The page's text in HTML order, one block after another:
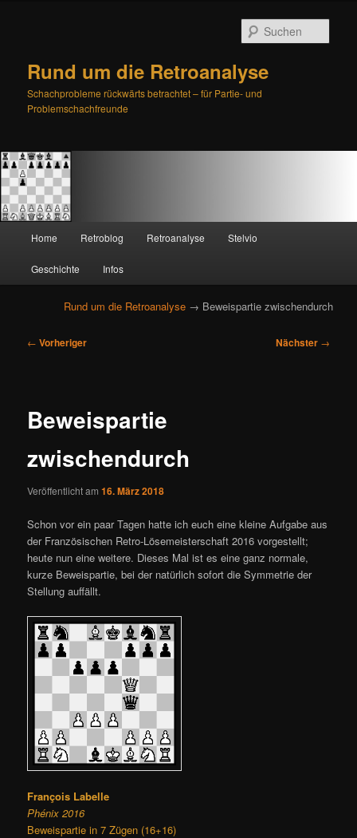
Rund um die Retroanalyse
Schachprobleme rückwärts betrachtet – für Partie- und
Problemschachfreunde
Zum
primären
Inhalt
springen
Zum
sekundären
Inhalt
springen
Home Retroblog Retroanalyse Stelvio
Geschichte Infos
Rund um die Retroanalyse → Beweispartie zwischendurch
B
a
s
a
i
g
a
t
i
← Vorheriger Nächster →
Beweispartie
zwischendurch
Veröffentlicht am16. März 2018
Schon vor ein paar Tagen hatte ich euch eine kleine Aufgabe aus
der Französischen Retro-Lösemeisterschaft 2016 vorgestellt;
heute nun eine weitere. Dieses Mal ist es eine ganz normale,
kurze Beweispartie, bei der natürlich sofort die Symmetrie der
Stellung auffällt.
François Labelle
Phénix 2016
Beweispartie in 7 Zügen (16+16)